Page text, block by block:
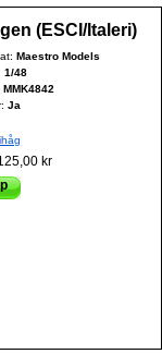
(ESCI/Italeri)
Maestro Models
1/48
MMK4842
Ja
kr